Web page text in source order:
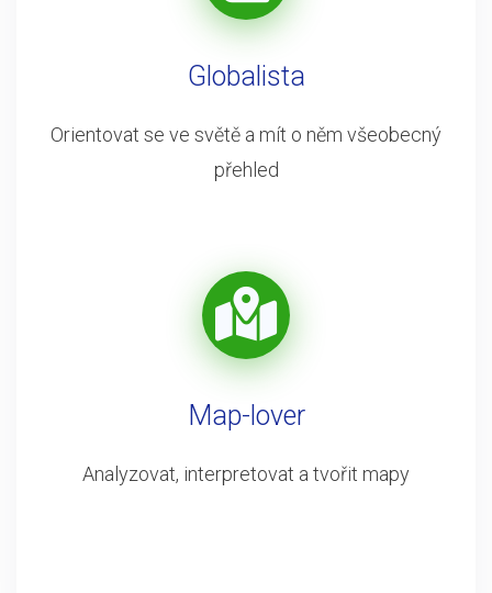
Globalista
Orientovat se ve světě a mít o něm všeobecný
přehled
Map-lover
Analyzovat, interpretovat a tvořit mapy